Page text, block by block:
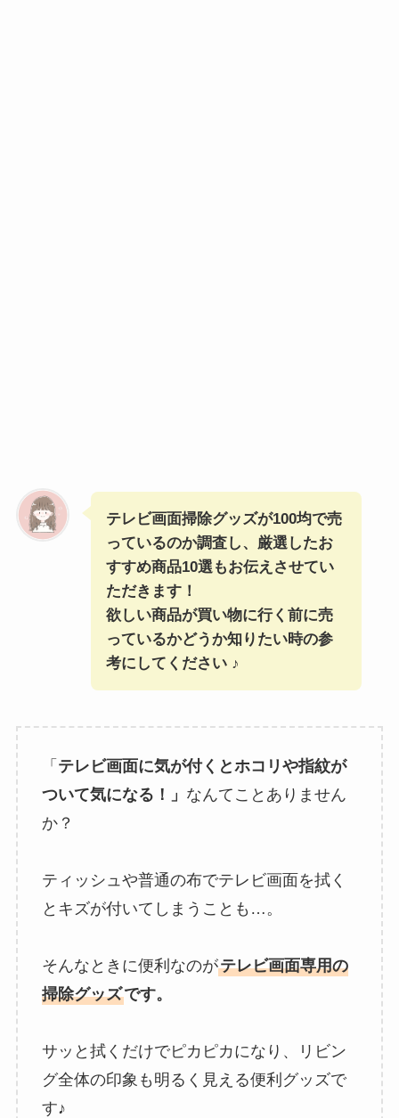
テレビ画面掃除グッズが100均で売
っているのか調査し、厳選したお
すすめ商品10選もお伝えさせてい
ただきます！
欲しい商品が買い物に行く前に売
っているかどうか知りたい時の参
考にしてください ♪
「 テレビ画面に気が付くとホコリや指紋が
ついて気になる！」 なんてことありません
か？
ティッシュや普通の布でテレビ画面を拭く
とキズが付いてしまうことも…。
そんなときに便利なのがテレビ画面専用の
掃除グッズです。
サッと拭くだけでピカピカになり、リビン
グ全体の印象も明るく見える便利グッズで
す♪